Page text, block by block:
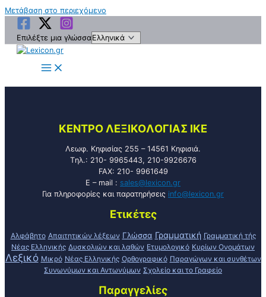
Μετάβαση στο περιεχόμενο
Επιλέξτε μια γλώσσα
KENTPO ΛEΞIKOΛOΓIAΣ ΙΚΕ
Λεωφ. Κηφισίας 255 – 14561 Κηφισιά.
Tηλ.: 210- 9965443, 210-9926676
FAX: 210- 9961649
E – mail : sales@lexicon.gr
Για πληροφορίες και παρατηρήσεις info@lexicon.gr
Ετικέτες
Αλφάβητο Απαιτητικών λέξεων Γλώσσα Γραμματική Γραμματική τής
Νέας Ελληνικής Δυσκολιών και λαθών Ετυμολογικό Κυρίων Ονομάτων
Λεξικό Μικρό Νέας Ελληνικής Ορθογραφικό Παραγώγων και συνθέτων
Συνωνύμων και Αντωνύμων Σχολείο και το Γραφείο
Παραγγελίες